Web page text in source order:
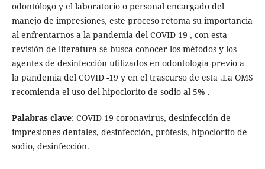
odontólogo y el laboratorio o personal encargado del
manejo de impresiones, este proceso retoma su importancia
al enfrentarnos a la pandemia del COVID-19 , con esta
revisión de literatura se busca conocer los métodos y los
agentes de desinfección utilizados en odontología previo a
la pandemia del COVID -19 y en el trascurso de esta .La OMS
recomienda el uso del hipoclorito de sodio al 5% .
Palabras clave: COVID-19 coronavirus, desinfección de
impresiones dentales, desinfección, prótesis, hipoclorito de
sodio, desinfección.